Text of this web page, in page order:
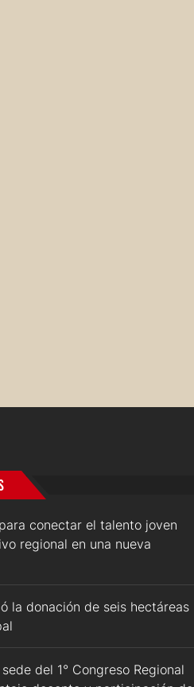
conectar el talento joven
regional en una nueva
la donación de seis hectáreas
del 1° Congreso Regional